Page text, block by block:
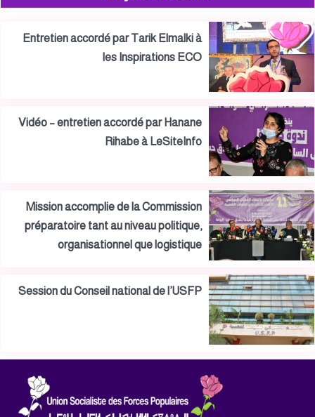
Entretien accordé par Tarik Elmalki à
les Inspirations ECO
Vidéo – entretien accordé par Hanane
Rihabe à LeSiteInfo
Mission accomplie de la Commission
préparatoire tant au niveau politique,
organisationnel que logistique
Session du Conseil national de l’USFP